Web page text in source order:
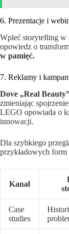
6. Prezentacje i
Wpleć storytelling w
opowiedz o
w pamięć.
7. Reklamy i
Dove „Real
zmieniając
LEGO opowiada o
innowacji.
Dla szybkiego
przykładowych
Kanał
Case
studies